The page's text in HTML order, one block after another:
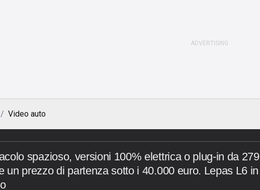
Video auto
spazioso, versioni 100% elettrica o plug-in da 279
un prezzo di partenza sotto i 40.000 euro. Lepas L6 in